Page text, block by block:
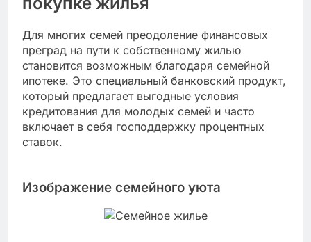
Для многих семей преодоление финансовых
преград на пути к собственному жилью
становится возможным благодаря семейной
ипотеке. Это специальный банковский продукт,
который предлагает выгодные условия
кредитования для молодых семей и часто
включает в себя господдержку процентных
ставок.
Изображение семейного уюта